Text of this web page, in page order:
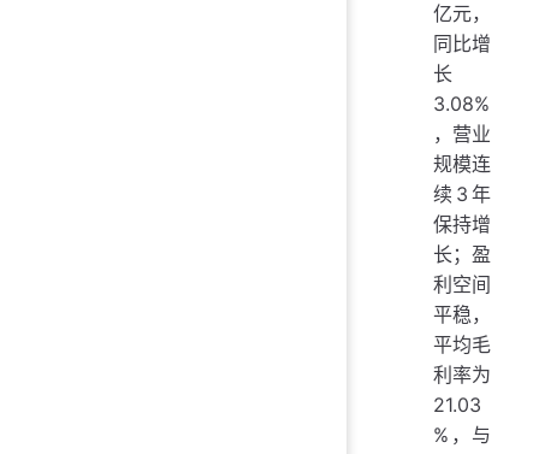
亿元，
同比增
长
3.08%
，营业
规模连
续3年
保持增
长；盈
利空间
平稳，
平均毛
利率为
21.03
%，与